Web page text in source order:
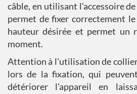
câble, en utilisant l'accessoire
permet de fixer correctement
hauteur désirée et permet un
moment.
Attention à l'utilisation de
lors de la fixation, qui
détériorer l'appareil en